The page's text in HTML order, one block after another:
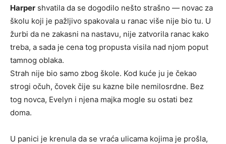
Harper shvatila da se dogodilo nešto strašno — novac za
školu koji je pažljivo spakovala u ranac više nije bio tu. U
žurbi da ne zakasni na nastavu, nije zatvorila ranac kako
treba, a sada je cena tog propusta visila nad njom poput
tamnog oblaka.
Strah nije bio samo zbog škole. Kod kuće ju je čekao
strogi očuh, čovek čije su kazne bile nemilosrdne. Bez
tog novca, Evelyn i njena majka mogle su ostati bez
doma.
U panici je krenula da se vraća ulicama kojima je prošla,